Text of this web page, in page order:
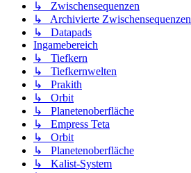
↳ Zwischensequenzen
↳ Archivierte Zwischensequenzen
↳ Datapads
Ingamebereich
↳ Tiefkern
↳ Tiefkernwelten
↳ Prakith
↳ Orbit
↳ Planetenoberfläche
↳ Empress Teta
↳ Orbit
↳ Planetenoberfläche
↳ Kalist-System